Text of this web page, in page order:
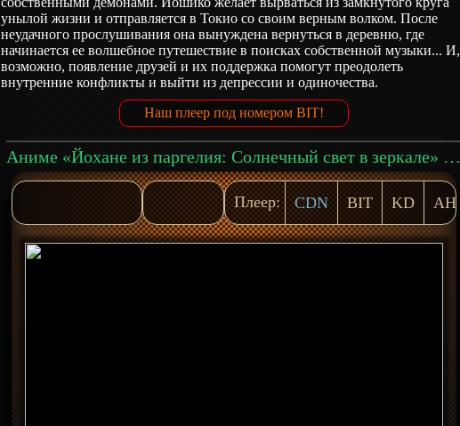
унылой жизни и отправляется в Токио со своим верным волком. После
неудачного прослушивания она вынуждена вернуться в деревню, где
начинается ее волшебное путешествие в поисках собственной музыки... И,
возможно, появление друзей и их поддержка помогут преодолеть
внутренние конфликты и выйти из депрессии и одиночества.
Наш плеер под номером BIT!
Аниме «Йохане из паргелия: Солнечный свет в зеркале» ТВ-1 смотреть онлайн
Плеер: CDN BIT KD AH